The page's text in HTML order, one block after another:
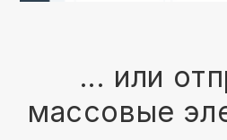
... или
массовые